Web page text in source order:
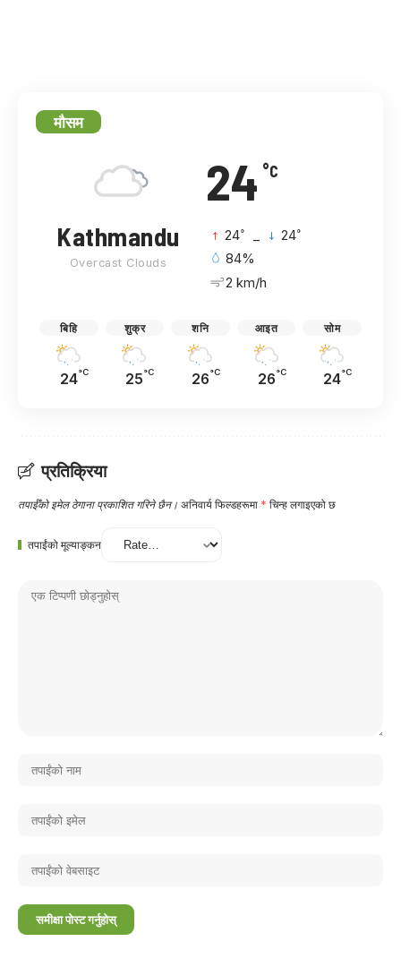
मौसम
24 °C
Kathmandu
Overcast Clouds
24° 24°
84%
2 km/h
बिहि
24°C
शुक्र
25°C
शनि
26°C
आइत
26°C
सोम
24°C
प्रतिक्रिया
तपाईँको इमेल ठेगाना प्रकाशित गरिने छैन। अनिवार्य फिल्डहरूमा * चिन्ह लगाइएको छ
तपाईंको मूल्याङ्कन